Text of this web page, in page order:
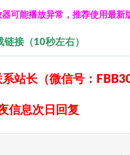
器可能播放异常，推荐使用最新
接（10秒左右）
站长（微信号：
信息次日回复